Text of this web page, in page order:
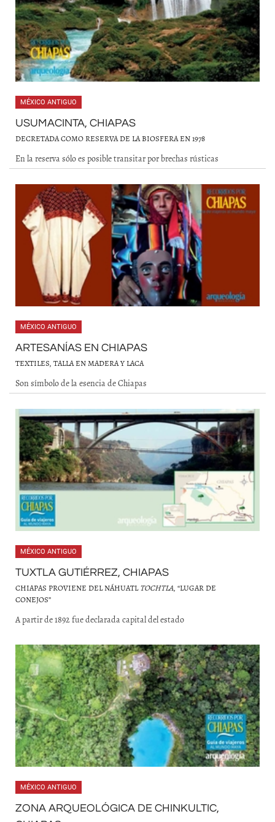
MÉXICO ANTIGUO
USUMACINTA, CHIAPAS
DECRETADA COMO RESERVA DE LA BIOSFERA EN 1978
En la reserva sólo es posible transitar por brechas rústicas
MÉXICO ANTIGUO
ARTESANÍAS EN CHIAPAS
TEXTILES, TALLA EN MADERA Y LACA
Son símbolo de la esencia de Chiapas
MÉXICO ANTIGUO
TUXTLA GUTIÉRREZ, CHIAPAS
CHIAPAS PROVIENE DEL NÁHUATLTOCHTLA, “LUGAR DE
CONEJOS”
A partir de 1892 fue declarada capital del estado
MÉXICO ANTIGUO
ZONA ARQUEOLÓGICA DE CHINKULTIC,